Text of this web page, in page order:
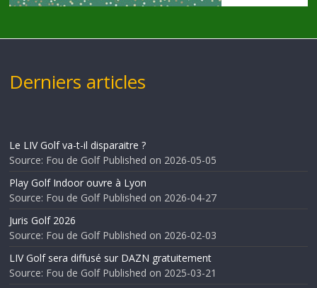
Derniers articles
Le LIV Golf va-t-il disparaitre ?
Source: Fou de Golf Published on 2026-05-05
Play Golf Indoor ouvre à Lyon
Source: Fou de Golf Published on 2026-04-27
Juris Golf 2026
Source: Fou de Golf Published on 2026-02-03
LIV Golf sera diffusé sur DAZN gratuitement
Source: Fou de Golf Published on 2025-03-21